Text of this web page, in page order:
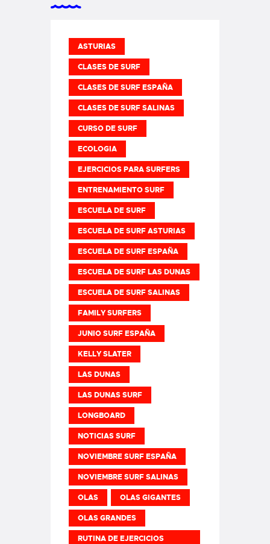
ASTURIAS
CLASES DE SURF
CLASES DE SURF ESPAÑA
CLASES DE SURF SALINAS
CURSO DE SURF
ECOLOGIA
EJERCICIOS PARA SURFERS
ENTRENAMIENTO SURF
ESCUELA DE SURF
ESCUELA DE SURF ASTURIAS
ESCUELA DE SURF ESPAÑA
ESCUELA DE SURF LAS DUNAS
ESCUELA DE SURF SALINAS
FAMILY SURFERS
JUNIO SURF ESPAÑA
KELLY SLATER
LAS DUNAS
LAS DUNAS SURF
LONGBOARD
NOTICIAS SURF
NOVIEMBRE SURF ESPAÑA
NOVIEMBRE SURF SALINAS
OLAS OLAS GIGANTES
OLAS GRANDES
RUTINA DE EJERCICIOS